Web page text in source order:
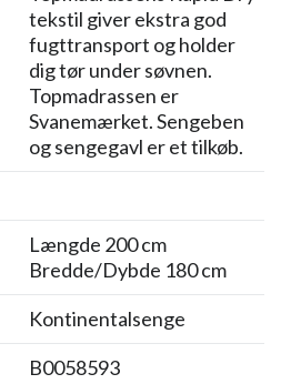
tekstil giver ekstra god
fugttransport og holder
dig tør under søvnen.
Topmadrassen er
Svanemærket. Sengeben
og sengegavl er et tilkøb.
Længde 200 cm
Bredde/Dybde 180 cm
Kontinentalsenge
B0058593